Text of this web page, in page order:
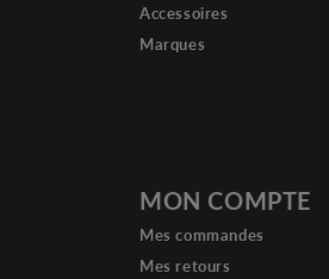
Accessoires
Marques
MON COMPTE
Mes commandes
Mes retours